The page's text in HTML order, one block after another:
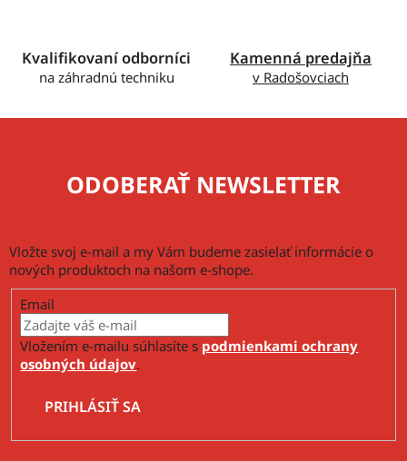
i
Kvalifikovaní odborníci
na záhradnú techniku
Kamenná predajňa
v Radošovciach
ODOBERAŤ NEWSLETTER
Vložte svoj e-mail a my Vám budeme zasielať informácie o
nových produktoch na našom e-shope.
Email
Vložením e-mailu súhlasíte s podmienkami ochrany
osobných údajov.
PRIHLÁSIŤ SA